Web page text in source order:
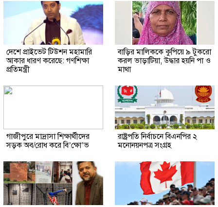
দেশে প্রাইভেট টিউশন মহামারি
আকার ধারণ করেছে: গণশিক্ষা
প্রতিমন্ত্রী
বাড়ির মালিককে কুপিয়ে ৯ টুকরো
করল ভাড়াটিয়া, উদ্ধার হয়নি পা ও
মাথা
গাজীপুরে মাদ্রাসা শিক্ষার্থীদের
সড়ক অব/রোধ করে বি’ক্ষো’ভ
রাষ্ট্রপতি নির্বাচনে বিএনপির ২
মনোনয়নপত্র সংগ্রহ